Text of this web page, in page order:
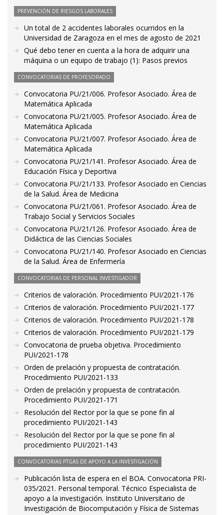
PREVENCIÓN DE RIESGOS LABORALES
Un total de 2 accidentes laborales ocurridos en la
Universidad de Zaragoza en el mes de agosto de 2021
Qué debo tener en cuenta a la hora de adquirir una
máquina o un equipo de trabajo (1): Pasos previos
CONVOCATORIAS DE PROFESORADO
Convocatoria PU/21/006. Profesor Asociado. Área de
Matemática Aplicada
Convocatoria PU/21/005. Profesor Asociado. Área de
Matemática Aplicada
Convocatoria PU/21/007. Profesor Asociado. Área de
Matemática Aplicada
Convocatoria PU/21/141. Profesor Asociado. Área de
Educación Física y Deportiva
Convocatoria PU/21/133. Profesor Asociado en Ciencias
de la Salud. Área de Medicina
Convocatoria PU/21/061. Profesor Asociado. Área de
Trabajo Social y Servicios Sociales
Convocatoria PU/21/126. Profesor Asociado. Área de
Didáctica de las Ciencias Sociales
Convocatoria PU/21/140. Profesor Asociado en Ciencias
de la Salud. Área de Enfermería
CONVOCATORIAS DE PERSONAL INVESTIGADOR
Criterios de valoración. Procedimiento PUI/2021-176
Criterios de valoración. Procedimiento PUI/2021-177
Criterios de valoración. Procedimiento PUI/2021-178
Criterios de valoración. Procedimiento PUI/2021-179
Convocatoria de prueba objetiva. Procedimiento
PUI/2021-178
Orden de prelación y propuesta de contratación.
Procedimiento PUI/2021-133
Orden de prelación y propuesta de contratación.
Procedimiento PUI/2021-171
Resolución del Rector por la que se pone fin al
procedimiento PUI/2021-143
Resolución del Rector por la que se pone fin al
procedimiento PUI/2021-143
CONVOCATORIAS PTGAS DE APOYO A LA INVESTIGACIÓN
Publicación lista de espera en el BOA. Convocatoria PRI-
035/2021. Personal temporal. Técnico Especialista de
apoyo a la investigación. Instituto Universitario de
Investigación de Biocomputación y Física de Sistemas